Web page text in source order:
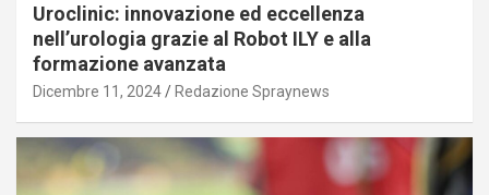
Uroclinic: innovazione ed eccellenza
nell’urologia grazie al Robot ILY e alla
formazione avanzata
Dicembre 11, 2024 Redazione Spraynews